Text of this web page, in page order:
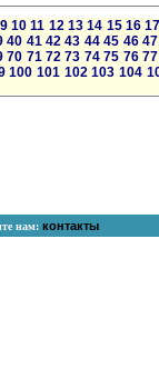
9 10 11 12 13 14 15 16
40 41 42 43 44 45 46 47
70 71 72 73 74 75 76 77
100 101 102 103 104
нам: контакты